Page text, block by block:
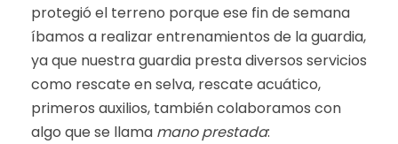
protegió el terreno porque ese fin de semana
íbamos a realizar entrenamientos de la guardia,
ya que nuestra guardia presta diversos servicios
como rescate en selva, rescate acuático,
primeros auxilios, también colaboramos con
algo que se llama mano prestada: